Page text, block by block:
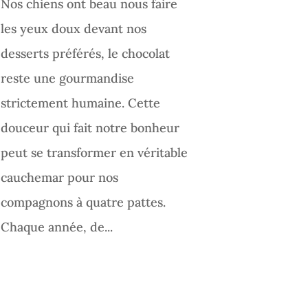
Nos chiens ont beau nous faire
les yeux doux devant nos
desserts préférés, le chocolat
reste une gourmandise
strictement humaine. Cette
douceur qui fait notre bonheur
peut se transformer en véritable
cauchemar pour nos
compagnons à quatre pattes.
Chaque année, de...